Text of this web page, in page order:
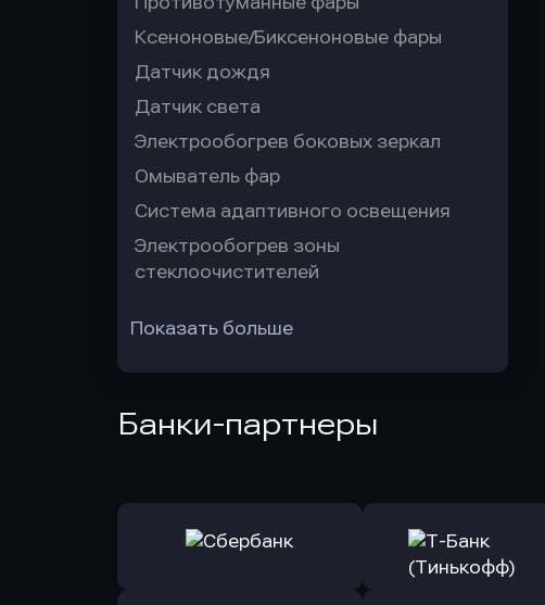
Ксеноновые/Биксеноновые фары
Датчик дождя
Датчик света
Электрообогрев боковых зеркал
Омыватель фар
Система адаптивного освещения
Электрообогрев зоны
стеклоочистителей
Показать больше
Банки-партнеры